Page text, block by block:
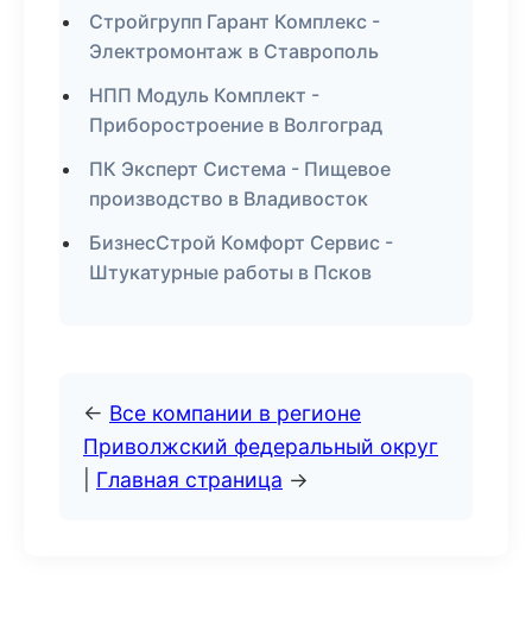
Стройгрупп Гарант Комплекс -
Электромонтаж в Ставрополь
НПП Модуль Комплект -
Приборостроение в Волгоград
ПК Эксперт Система - Пищевое
производство в Владивосток
БизнесСтрой Комфорт Сервис -
Штукатурные работы в Псков
← Все компании в регионе
Приволжский федеральный округ
Главная страница →